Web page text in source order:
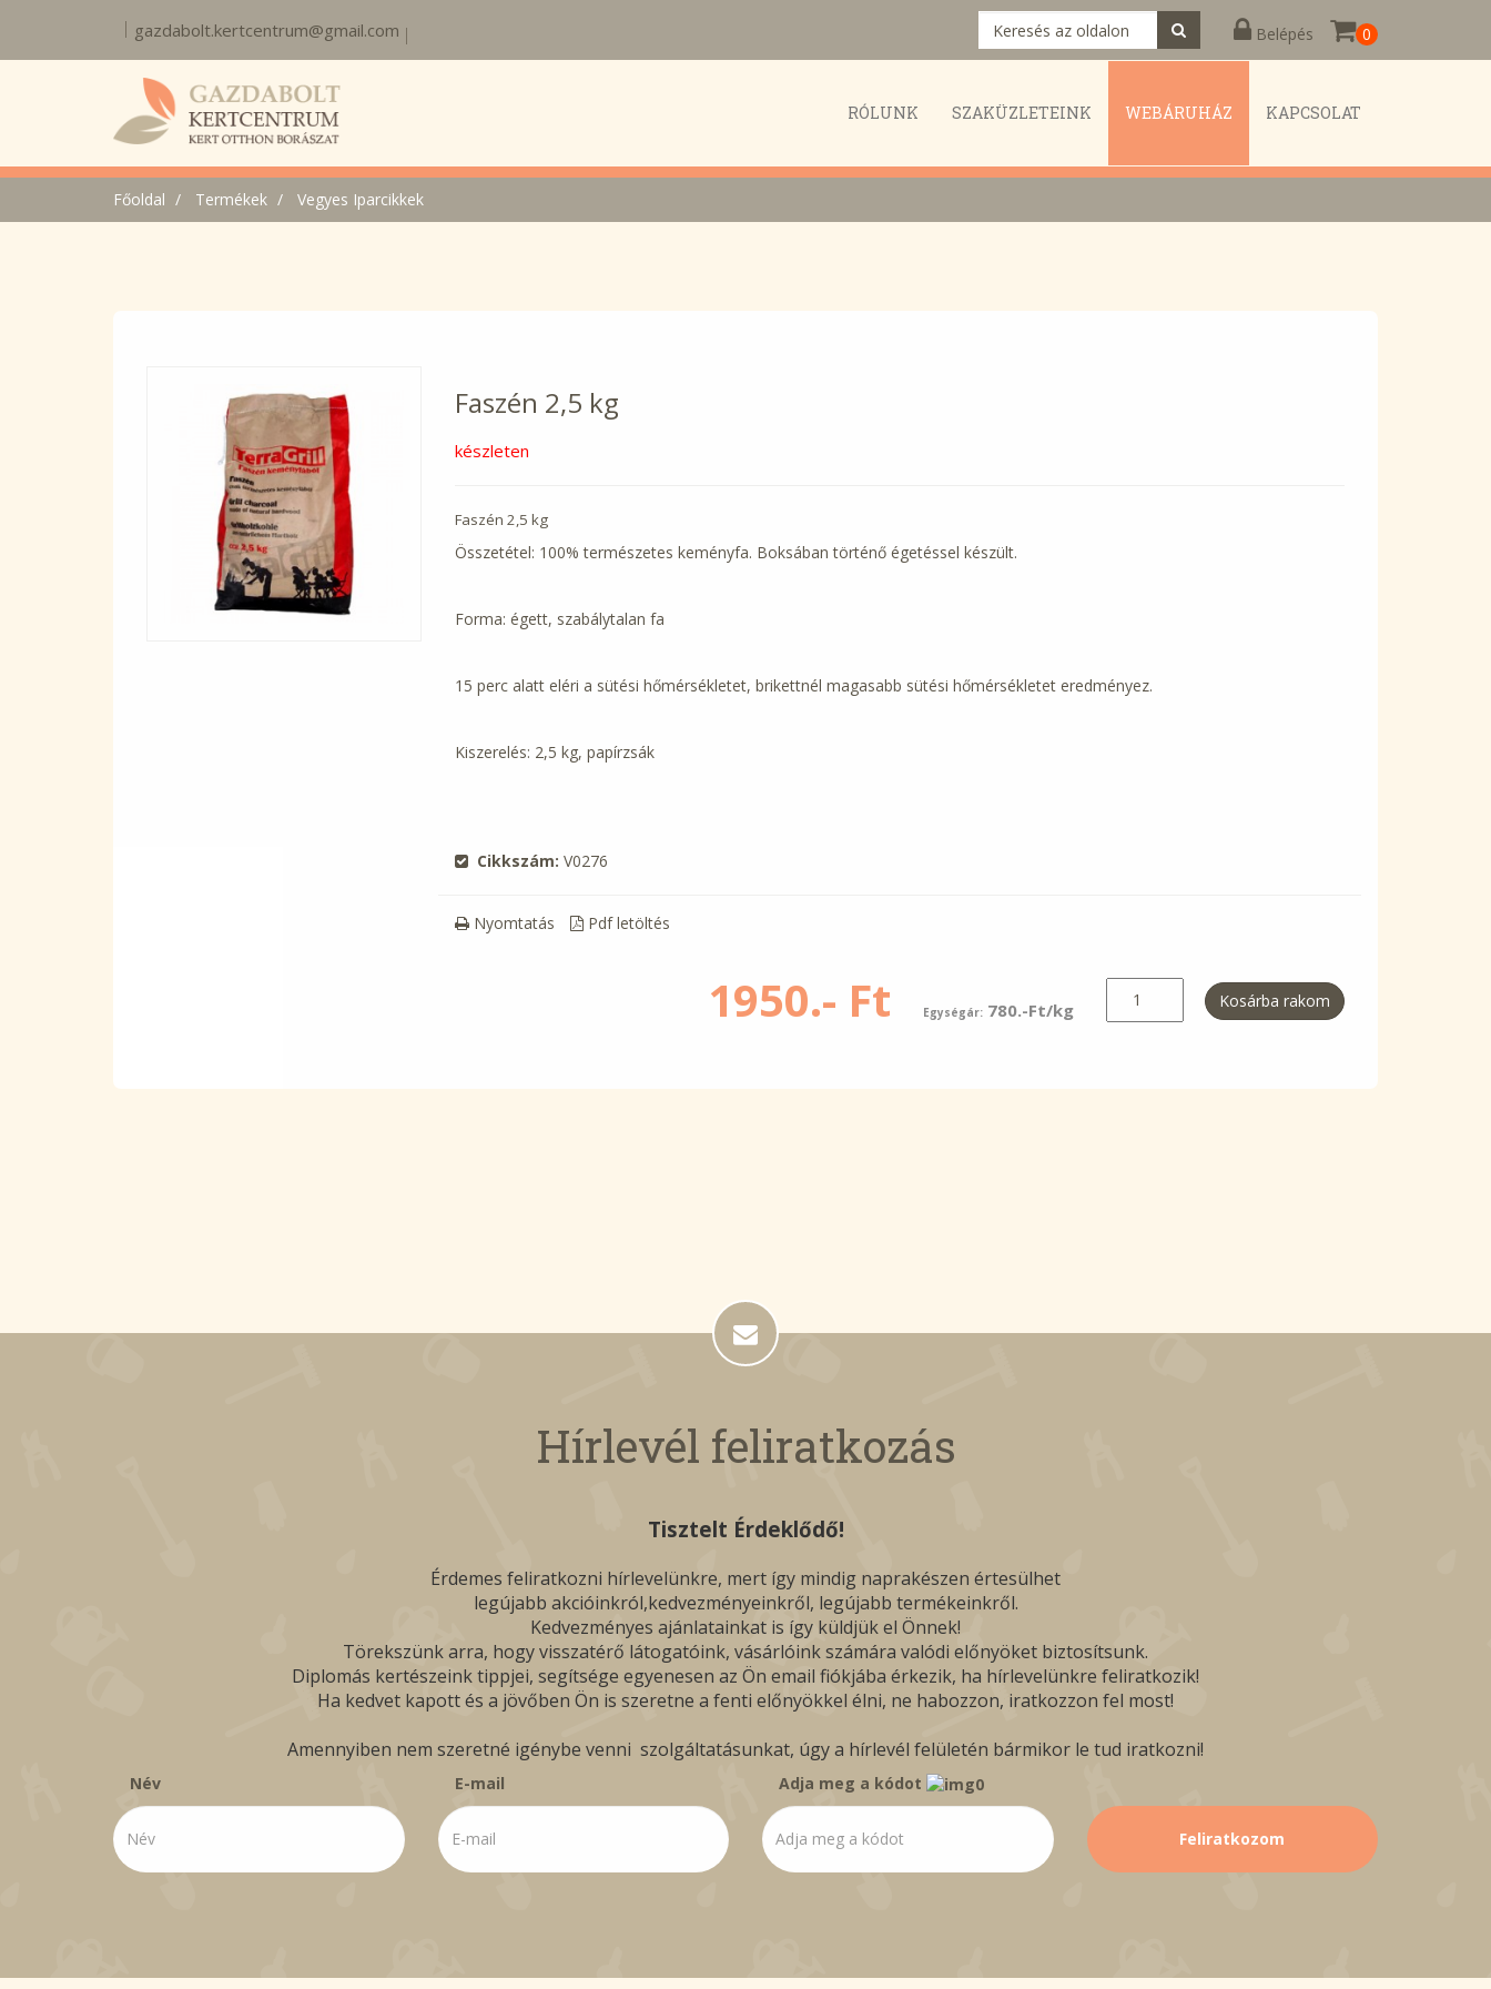
gazdabolt.kertcentrum@gmail.com Belépés 0
RÓLUNK SZAKÜZLETEINK WEBÁRUHÁZ KAPCSOLAT
Főoldal Termékek Vegyes Iparcikkek
Faszén 2,5 kg
készleten
Faszén 2,5 kg
Összetétel: 100% természetes keményfa. Boksában történő égetéssel készült.
Forma: égett, szabálytalan fa
15 perc alatt eléri a sütési hőmérsékletet, brikettnél magasabb sütési hőmérsékletet eredményez.
Kiszerelés: 2,5 kg, papírzsák
Cikkszám: V0276
Nyomtatás Pdf letöltés
1950.- Ft Egységár: 780.-Ft/kg Kosárba rakom
Hírlevél feliratkozás
Tisztelt Érdeklődő!
Érdemes feliratkozni hírlevelünkre, mert így mindig naprakészen értesülhet
legújabb akcióinkról,kedvezményeinkről, legújabb termékeinkről.
Kedvezményes ajánlatainkat is így küldjük el Önnek!
Törekszünk arra, hogy visszatérő látogatóink, vásárlóink számára valódi előnyöket biztosítsunk.
Diplomás kertészeink tippjei, segítsége egyenesen az Ön email fiókjába érkezik, ha hírlevelünkre feliratkozik!
Ha kedvet kapott és a jövőben Ön is szeretne a fenti előnyökkel élni, ne habozzon, iratkozzon fel most!
Amennyiben nem szeretné igénybe venni szolgáltatásunkat, úgy a hírlevél felületén bármikor le tud iratkozni!
Név E-mail Adja meg a kódot